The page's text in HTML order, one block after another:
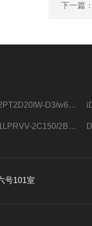
下一篇
DS-2PT2D20IW-D3/w64路高清硬盘录像机
DS-1LPRVV-2C150/2B监控室外夜视高清电源线护套线200米/卷
号101室